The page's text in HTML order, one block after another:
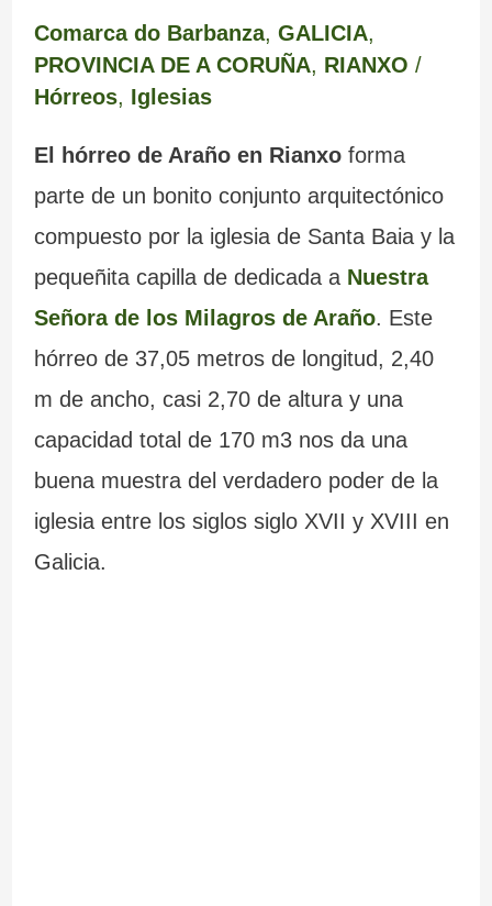
Comarca do Barbanza, GALICIA,
PROVINCIA DE A CORUÑA, RIANXO /
Hórreos, Iglesias
El hórreo de Araño en Rianxoforma
parte de un bonito conjunto arquitectónico
compuesto por la iglesia de Santa Baia y la
pequeñita capilla de dedicada a Nuestra
Señora de los Milagros de Araño. Este
hórreo de 37,05 metros de longitud, 2,40
m de ancho, casi 2,70 de altura y una
capacidad total de 170 m3 nos da una
buena muestra del verdadero poder de la
iglesia entre los siglos siglo XVII y XVIII en
Galicia.